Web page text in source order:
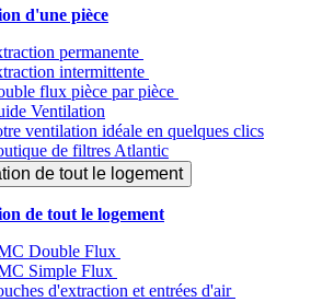
d'une pièce
permanente
intermittente
flux pièce par pièce
Ventilation
ventilation idéale en quelques clics
de filtres Atlantic
de tout le logement
de tout le logement
Double Flux
Simple Flux
d'extraction et entrées d'air